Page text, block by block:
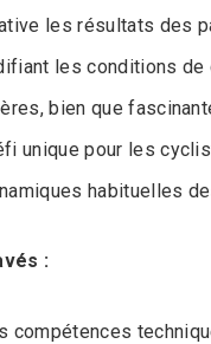
les résultats des
les conditions de
bien que
unique pour les
habituelles
:
compétences